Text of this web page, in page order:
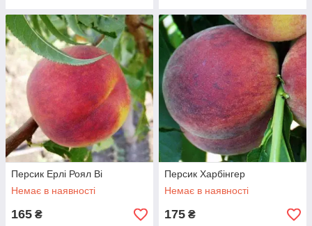
Персик Ерлі Роял Ві
Немає в наявності
165 ₴
Персик Харбінгер
Немає в наявності
175 ₴